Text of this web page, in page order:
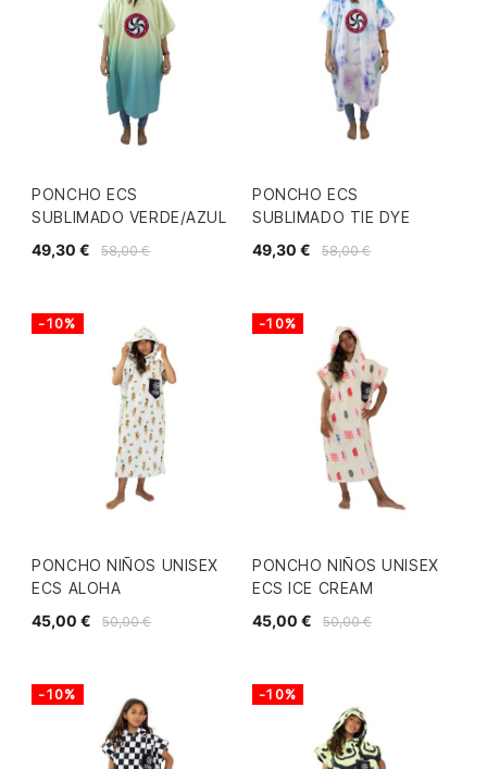
PONCHO ECS
SUBLIMADO VERDE/AZUL
58,00 €
49,30 €
PONCHO ECS
SUBLIMADO TIE DYE
58,00 €
49,30 €
PONCHO NIÑOS UNISEX
ECS ALOHA
50,00 €
45,00 €
-10%
PONCHO NIÑOS UNISEX
ECS ICE CREAM
50,00 €
45,00 €
-10%
-10% -10%